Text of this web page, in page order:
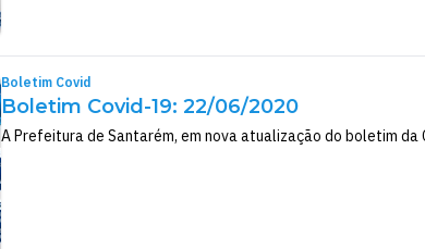
Boletim Covid
Boletim Covid-19: 22/06/2020
A Prefeitura de Santarém, em nova atualização do boletim